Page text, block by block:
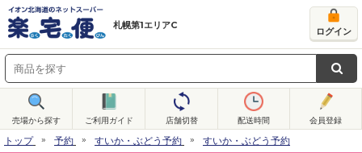
札幌第1エリアC
ログイン
売場から探す ご利用ガイド 店舗切替 配送時間 会員登録
トップ 予約 すいか・ぶどう予約 すいか・ぶどう予約